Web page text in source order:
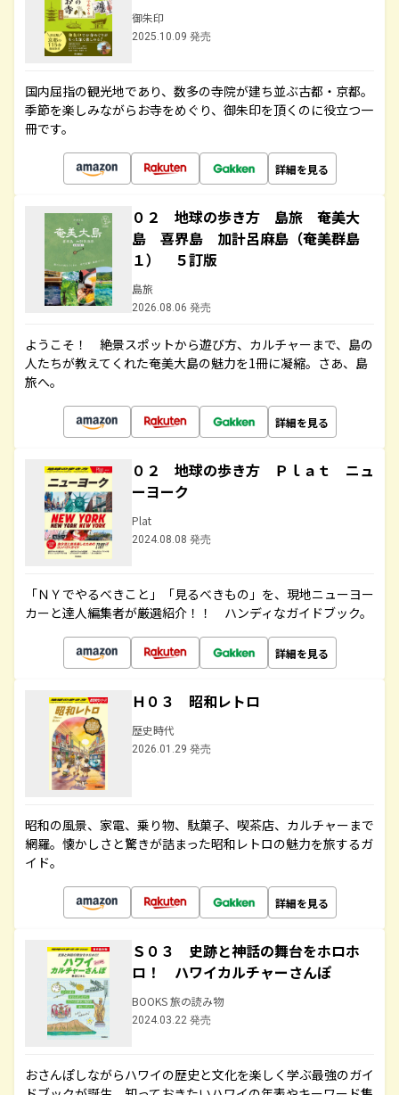
御朱印
2025.10.09 発売
国内屈指の観光地であり、数多の寺院が建ち並ぶ古都・京都。
季節を楽しみながらお寺をめぐり、御朱印を頂くのに役立つ一
冊です。
詳細を見る
０２ 地球の歩き方 島旅 奄美大
島 喜界島 加計呂麻島（奄美群島
１） ５訂版
島旅
2026.08.06 発売
ようこそ！ 絶景スポットから遊び方、カルチャーまで、島の
人たちが教えてくれた奄美大島の魅力を1冊に凝縮。さあ、島
旅へ。
詳細を見る
０２ 地球の歩き方 Ｐｌａｔ ニュ
ーヨーク
Plat
2024.08.08 発売
「ＮＹでやるべきこと」「見るべきもの」を、現地ニューヨー
カーと達人編集者が厳選紹介！！ ハンディなガイドブック。
詳細を見る
Ｈ０３ 昭和レトロ
歴史時代
2026.01.29 発売
昭和の風景、家電、乗り物、駄菓子、喫茶店、カルチャーまで
網羅。懐かしさと驚きが詰まった昭和レトロの魅力を旅するガ
イド。
詳細を見る
Ｓ０３ 史跡と神話の舞台をホロホ
ロ！ ハワイカルチャーさんぽ
BOOKS 旅の読み物
2024.03.22 発売
おさんぽしながらハワイの歴史と文化を楽しく学ぶ最強のガイ